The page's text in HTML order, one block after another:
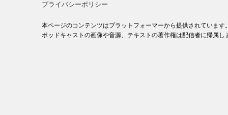
プライバシーポリシー
本ページのコンテンツはプラットフォーマーから提供されています
ポッドキャストの画像や音源、テキストの著作権は配信者に帰属し